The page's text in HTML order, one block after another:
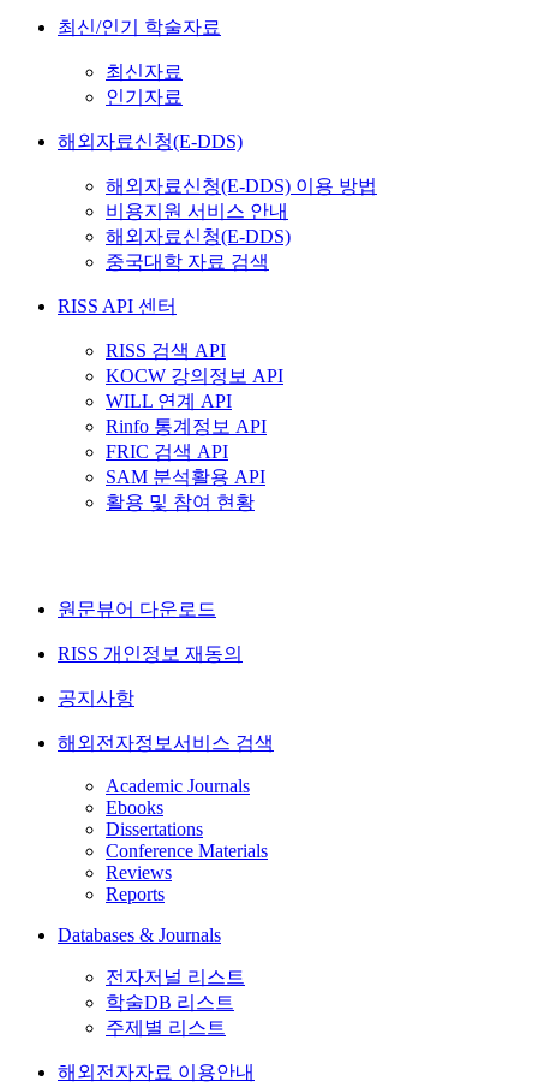
최신/인기 학술자료
최신자료
인기자료
해외자료신청(E-DDS)
해외자료신청(E-DDS) 이용 방법
비용지원 서비스 안내
해외자료신청(E-DDS)
중국대학 자료 검색
RISS API 센터
RISS 검색 API
KOCW 강의정보 API
WILL 연계 API
Rinfo 통계정보 API
FRIC 검색 API
SAM 분석활용 API
활용 및 참여 현황
원문뷰어 다운로드
RISS 개인정보 재동의
공지사항
해외전자정보서비스 검색
Academic Journals
Ebooks
Dissertations
Conference Materials
Reviews
Reports
Databases & Journals
전자저널 리스트
학술DB 리스트
주제별 리스트
해외전자자료 이용안내